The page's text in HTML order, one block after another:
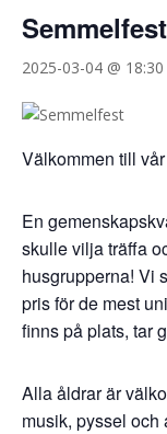
2025-03-04 @ 18:30
Välkommen till
En
skulle vilja träffa
husgrupperna! Vi
pris för de mest
finns på plats, tar
Alla åldrar är
musik, pyssel och